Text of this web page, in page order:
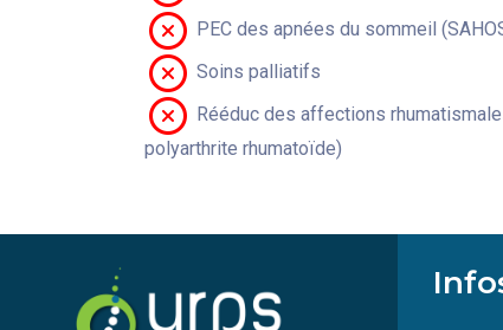
PEC des apnées du sommeil
Soins palliatifs
Rééduc des affections
polyarthrite rhumatoïde)